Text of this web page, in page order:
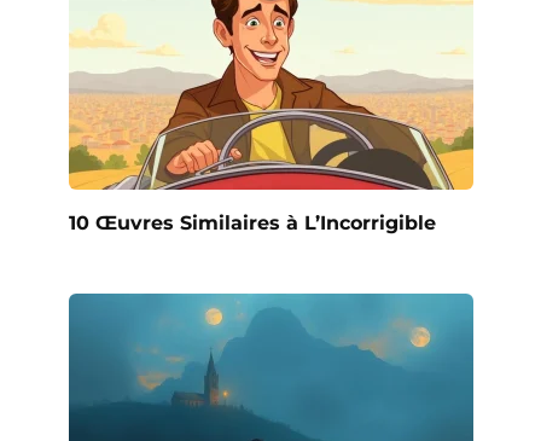
10 Œuvres Similaires à L’Incorrigible